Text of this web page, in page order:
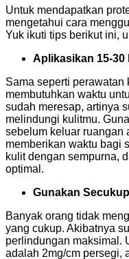
Untuk mendapatkan
mengetahui cara
Yuk ikuti tips berikut ini,
Aplikasikan 15-30
Sama seperti
membutuhkan waktu
sudah meresap, artinya
melindungi kulitmu.
sebelum keluar ruangan
memberikan waktu bagi
kulit dengan sempurna,
optimal.
Gunakan
Banyak orang tidak
yang cukup. Akibatnya
perlindungan maksimal.
adalah 2mg/cm persegi,